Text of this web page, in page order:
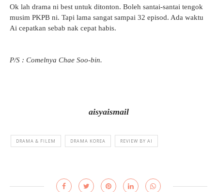
Ok lah drama ni best untuk ditonton. Boleh santai-santai tengok
musim PKPB ni. Tapi lama sangat sampai 32 episod. Ada waktu
Ai cepatkan sebab nak cepat habis.
P/S : Comelnya Chae Soo-bin.
aisyaismail
DRAMA & FILEM DRAMA KOREA REVIEW BY AI